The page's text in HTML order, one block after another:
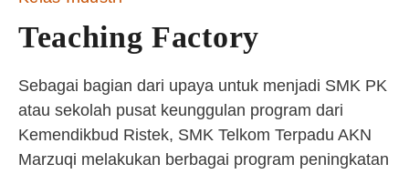
Teaching Factory
Sebagai bagian dari upaya untuk menjadi SMK PK
atau sekolah pusat keunggulan program dari
Kemendikbud Ristek, SMK Telkom Terpadu AKN
Marzuqi melakukan berbagai program peningkatan